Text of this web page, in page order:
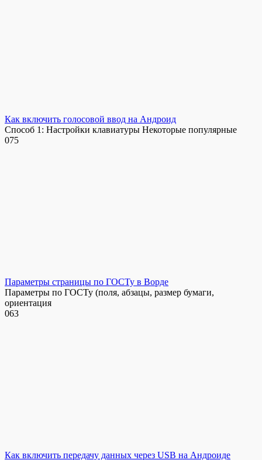
Как включить голосовой ввод на Андроид
Способ 1: Настройки клавиатуры Некоторые популярные
075
Параметры страницы по ГОСТу в Ворде
Параметры по ГОСТу (поля, абзацы, размер бумаги,
ориентация
063
Как включить передачу данных через USB на Андроиде